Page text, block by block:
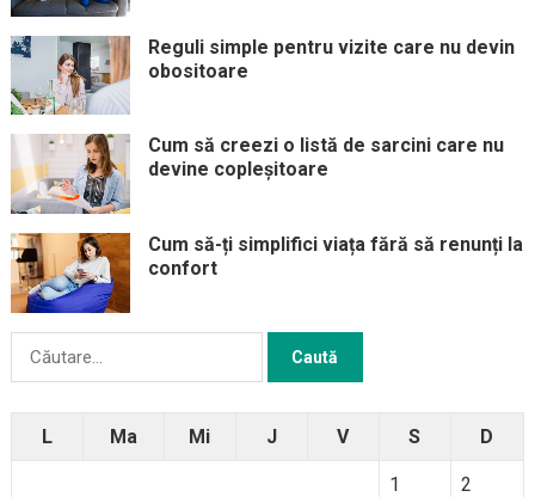
Reguli simple pentru vizite care nu devin
obositoare
Cum să creezi o listă de sarcini care nu
devine copleșitoare
Cum să-ți simplifici viața fără să renunți la
confort
L Ma Mi J V S D
1 2